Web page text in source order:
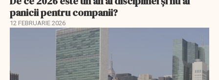
panicii pentru companii?
12 FEBRUARIE 2026